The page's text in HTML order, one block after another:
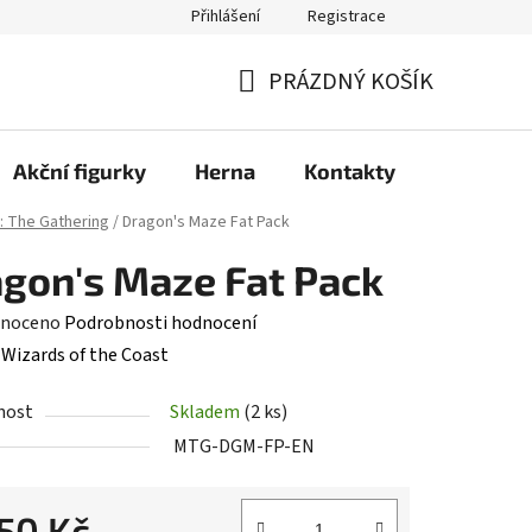
Přihlášení Registrace
KOŠÍK
PRÁZDNÝ KOŠÍK
Akční figurky Herna Kontakty
The Gathering /Dragon's Maze Fat Pack
Maze Fat Pack
Podrobnosti hodnocení
Wizards of the Coast
Skladem (2 ks)
MTG-DGM-FP-EN